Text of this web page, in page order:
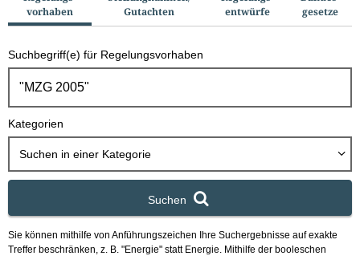
u
c
h
o
vorhaben
Gutachten
entwürfe
gesetze
Suchbegriff(e) für Regelungsvorhaben
Kategorien
Suchen in einer Kategorie
Suchen
Sie können mithilfe von Anführungszeichen Ihre Suchergebnisse auf exakte
Treffer beschränken, z. B. "Energie" statt Energie. Mithilfe der booleschen